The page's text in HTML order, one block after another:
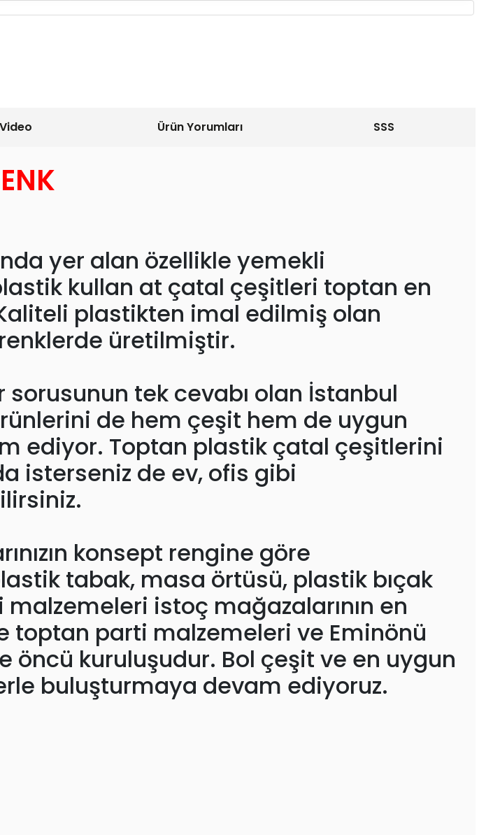
Video Ürün Yorumları SSS
yer alan özellikle yemekli
kullan at çatal çeşitleri toptan en
plastikten imal edilmiş olan
üretilmiştir.
tek cevabı olan İstanbul
de hem çeşit hem de uygun
ediyor. Toptan plastik çatal çeşitlerini
isterseniz de ev, ofis gibi
konsept rengine göre
tabak, masa örtüsü, plastik bıçak
istoç mağazalarının en
toptan parti malzemeleri ve Eminönü
kuruluşudur. Bol çeşit ve en uygun
buluşturmaya devam ediyoruz.